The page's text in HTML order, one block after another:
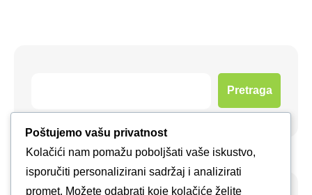
Pretraga
Poštujemo vašu privatnost
Kolačići nam pomažu poboljšati vaše iskustvo,
isporučiti personalizirani sadržaj i analizirati
promet. Možete odabrati koje kolačiće želite